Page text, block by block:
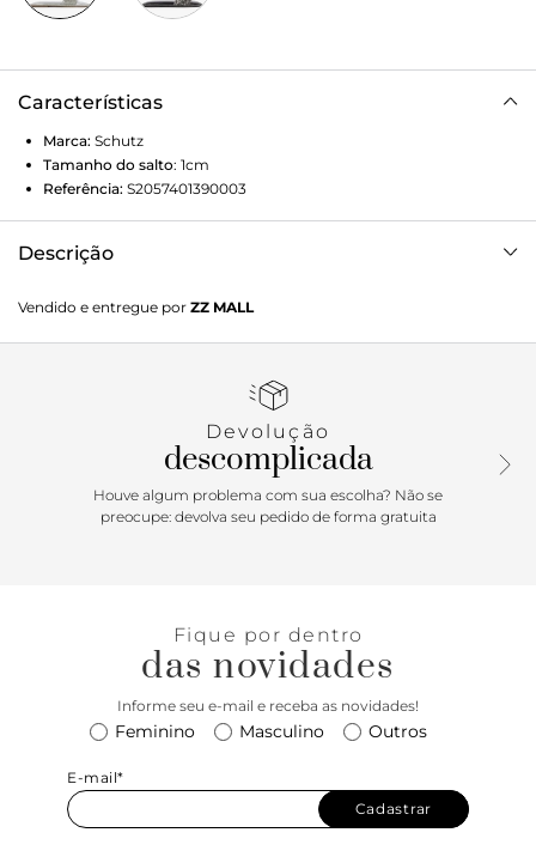
Características
Marca: Schutz
Tamanho do salto: 1cm
Referência: S2057401390003
Descrição
descontraída com um toque irresistível de glamour, a
Rasteira Serena é a escolha perfeita. Transforme seu jeans +
adiciona um ponto de luz e elegância inesperada ao seu
Vendido e entregue por ZZ MALL
Devolução
descomplicada
Houve algum problema com sua escolha? Não se
preocupe: devolva seu pedido de forma gratuita
Fique por dentro
das novidades
Informe seu e-mail e receba as novidades!
Feminino Masculino Outros
E-mail*
Cadastrar